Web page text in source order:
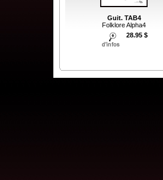
Guit. TAB4
Folklore Alpha4
28.95 $